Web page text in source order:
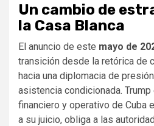
Un cambio de
la Casa Blanca
El anuncio de este mayo de
transición desde la retórica de
hacia una diplomacia de
asistencia condicionada.
financiero y operativo de Cuba
a su juicio, obliga a las